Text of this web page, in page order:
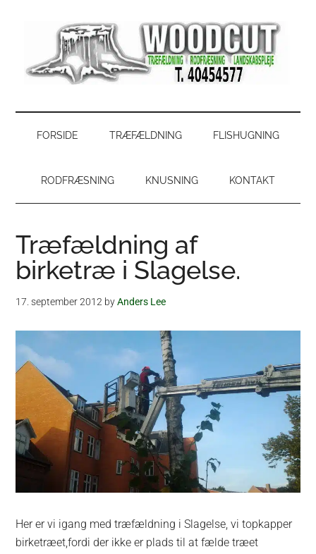
primær
footer
WoodCut
park
FORSIDE TRÆFÆLDNING FLISHUGNING
RODFRÆSNING KNUSNING KONTAKT
Træfældning af
birketræ i Slagelse.
17. september 2012 byAnders Lee
Her er vi igang med træfældning i Slagelse, vi topkapper
birketræet,fordi der ikke er plads til at fælde træet